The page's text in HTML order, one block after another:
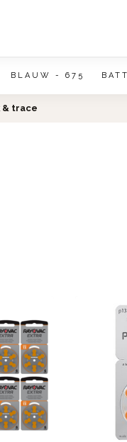
BLAUW - 675
& trace